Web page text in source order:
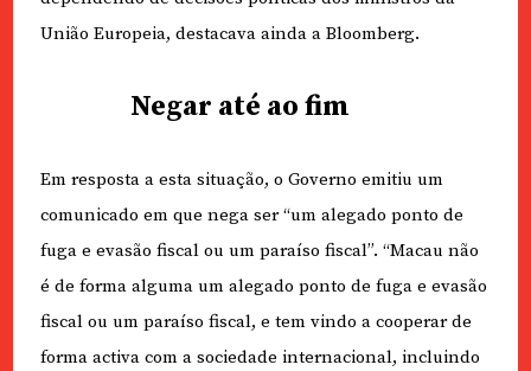
União Europeia, destacava ainda a Bloomberg.
Negar até ao fim
Em resposta a esta situação, o Governo emitiu um
comunicado em que nega ser “um alegado ponto de
fuga e evasão fiscal ou um paraíso fiscal”. “Macau não
é de forma alguma um alegado ponto de fuga e evasão
fiscal ou um paraíso fiscal, e tem vindo a cooperar de
forma activa com a sociedade internacional, incluindo